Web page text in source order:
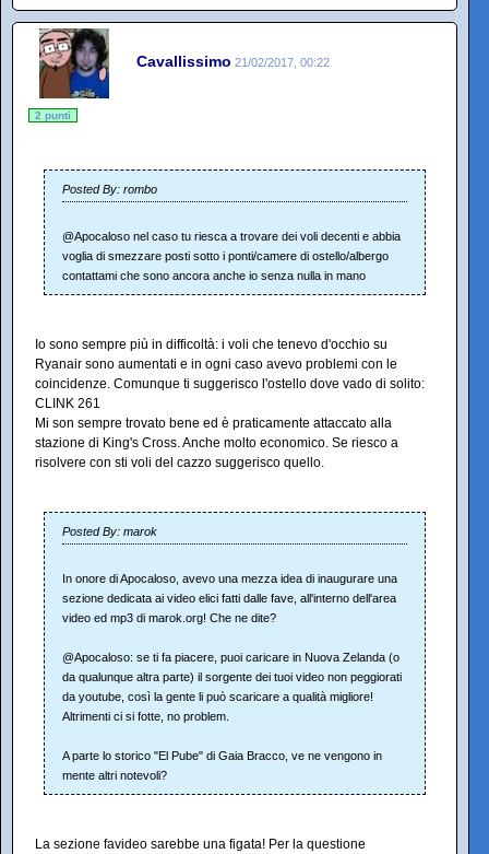
Cavallissimo 21/02/2017, 00:22
2 punti
Posted By: rombo
@Apocaloso nel caso tu riesca a trovare dei voli decenti e abbia
voglia di smezzare posti sotto i ponti/camere di ostello/albergo
contattami che sono ancora anche io senza nulla in mano
Io sono sempre più in difficoltà: i voli che tenevo d'occhio su
Ryanair sono aumentati e in ogni caso avevo problemi con le
coincidenze. Comunque ti suggerisco l'ostello dove vado di solito:
CLINK 261
Mi son sempre trovato bene ed è praticamente attaccato alla
stazione di King's Cross. Anche molto economico. Se riesco a
risolvere con sti voli del cazzo suggerisco quello.
Posted By: marok
In onore di Apocaloso, avevo una mezza idea di inaugurare una
sezione dedicata ai video elici fatti dalle fave, all'interno dell'area
video ed mp3 di marok.org! Che ne dite?
@Apocaloso: se ti fa piacere, puoi caricare in Nuova Zelanda (o
da qualunque altra parte) il sorgente dei tuoi video non peggiorati
da youtube, così la gente li può scaricare a qualità migliore!
Altrimenti ci si fotte, no problem.
A parte lo storico "El Pube" di Gaia Bracco, ve ne vengono in
mente altri notevoli?
La sezione favideo sarebbe una figata! Per la questione